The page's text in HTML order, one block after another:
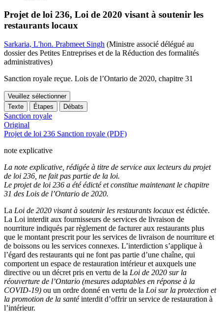
Projet de loi 236, Loi de 2020 visant à soutenir les
restaurants locaux
Sarkaria, L'hon. Prabmeet Singh (Ministre associé délégué au
dossier des Petites Entreprises et de la Réduction des formalités
administratives)
Sanction royale reçue. Lois de l’Ontario de 2020, chapitre 31
Veuillez sélectionner
Texte
Étapes Débats
Sanction royale
Original
Projet de loi 236 Sanction royale (PDF)
note explicative
La note explicative, rédigée à titre de service aux lecteurs du projet
de loi 236, ne fait pas partie de la loi.
Le projet de loi 236 a été édicté et constitue maintenant le chapitre
31 des Lois de l’Ontario de 2020.
La Loi de 2020 visant à soutenir les restaurants locaux est édictée.
La Loi interdit aux fournisseurs de services de livraison de
nourriture indiqués par règlement de facturer aux restaurants plus
que le montant prescrit pour les services de livraison de nourriture et
de boissons ou les services connexes. L’interdiction s’applique à
l’égard des restaurants qui ne font pas partie d’une chaîne, qui
comportent un espace de restauration intérieur et auxquels une
directive ou un décret pris en vertu de la Loi de 2020 sur la
réouverture de l’Ontario (mesures adaptables en réponse à la
COVID-19) ou un ordre donné en vertu de la Loi sur la protection et
la promotion de la santéinterdit d’offrir un service de restauration à
l’intérieur.